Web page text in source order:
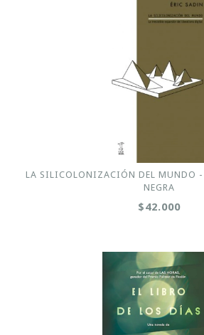
LA SILICOLONIZACIÓN DEL MUNDO -
NEGRA
$42.000